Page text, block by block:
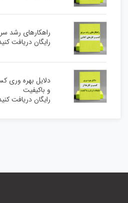
راهکارهای رشد
رایگان دریافت
دلایل بهره وری
و باکیفیت
رایگان دریافت